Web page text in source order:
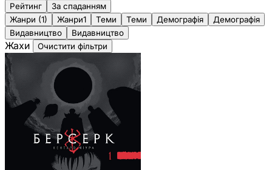
Рейтинг
За спаданням
Жанри (1)
Жанри1 Теми Теми Демографія
Демографія
Видавництво
Видавництво
Жахи Очистити фільтри